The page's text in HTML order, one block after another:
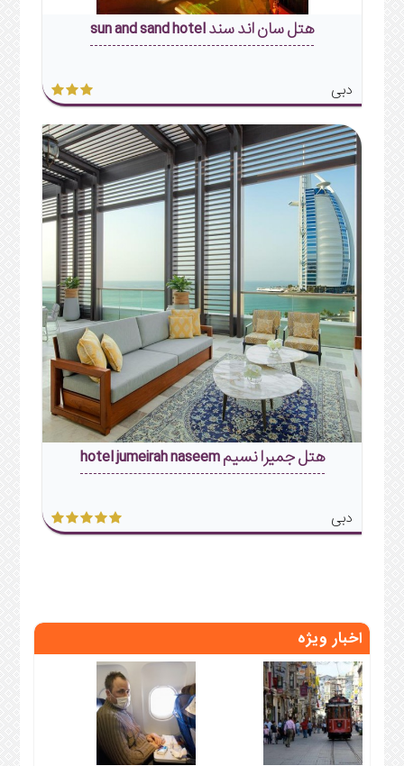
هتل سان اند سند sun and sand hotel
دبی
هتل جمیرا نسیم hotel jumeirah naseem
دبی
اخبار ویژه